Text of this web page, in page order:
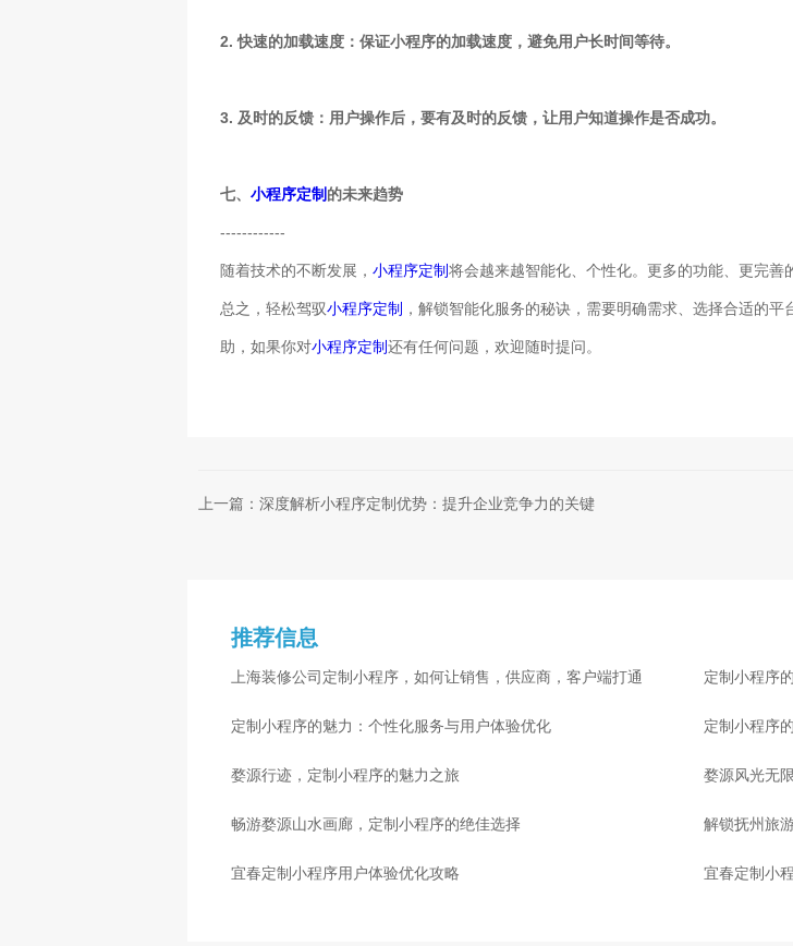
2. 快速的加载速度：保证小程序的加载速度，避免用户长时间等待。
3. 及时的反馈：用户操作后，要有及时的反馈，让用户知道操作是否成功。
七、 小程序定制 的未来趋势
------------
随着技术的不断发展， 小程序定制将会越来越智能化、个性化。更多的功能、更完善
总之，轻松驾驭小程序定制 ，解锁智能化服务的秘诀，需要明确需求、选择合适的
助，如果你对小程序定制还有任何问题，欢迎随时提问。
上一篇：深度解析小程序定制优势：提升企业竞争力的关键
推荐信息
上海装修公司定制小程序，如何让销售，供应商，客户端打通 定制小程序
定制小程序的魅力：个性化服务与用户体验优化 定制小程序
婺源行迹，定制小程序的魅力之旅 婺源风光无
畅游婺源山水画廊，定制小程序的绝佳选择 解锁抚州旅
宜春定制小程序用户体验优化攻略 宜春定制小